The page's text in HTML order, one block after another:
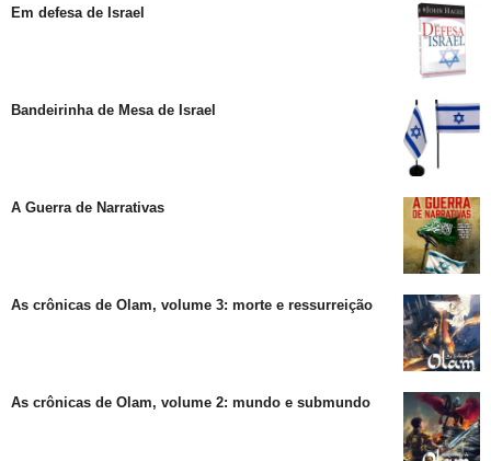
Em defesa de Israel
Bandeirinha de Mesa de Israel
A Guerra de Narrativas
As crônicas de Olam, volume 3: morte e ressurreição
As crônicas de Olam, volume 2: mundo e submundo